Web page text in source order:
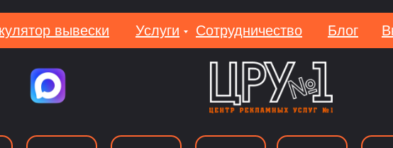
Услуги Сотрудничество Блог
вывески